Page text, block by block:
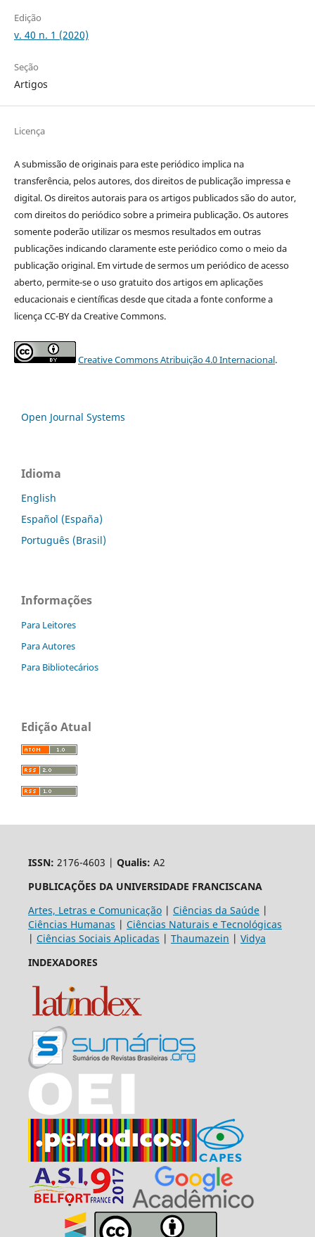
Edição
v. 40 n. 1 (2020)
Seção
Artigos
Licença
A submissão de originais para este periódico implica na
transferência, pelos autores, dos direitos de publicação impressa e
digital. Os direitos autorais para os artigos publicados são do autor,
com direitos do periódico sobre a primeira publicação. Os autores
somente poderão utilizar os mesmos resultados em outras
publicações indicando claramente este periódico como o meio da
publicação original. Em virtude de sermos um periódico de acesso
aberto, permite-se o uso gratuito dos artigos em aplicações
educacionais e científicas desde que citada a fonte conforme a
licença CC-BY da Creative Commons.
Creative Commons Atribuição 4.0 Internacional.
Open Journal Systems
Idioma
English
Español (España)
Português (Brasil)
Informações
Para Leitores
Para Autores
Para Bibliotecários
Edição Atual
ISSN: 2176-4603 | Qualis: A2
PUBLICAÇÕES DA UNIVERSIDADE FRANCISCANA
Artes, Letras e Comunicação| Ciências da Saúde|
Ciências Humanas | Ciências Naturais e Tecnológicas
| Ciências Sociais Aplicadas | Thaumazein | Vidya
INDEXADORES